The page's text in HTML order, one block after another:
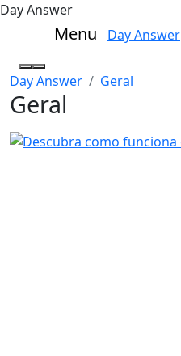
Day Answer
Menu Day Answer
Day Answer Geral
Geral